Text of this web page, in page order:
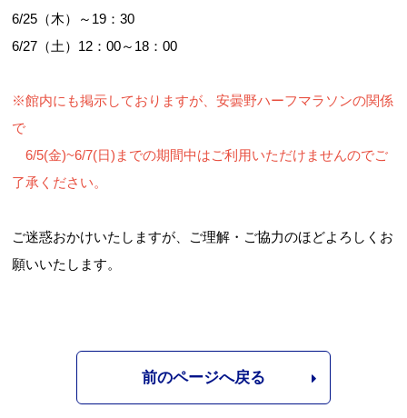
6/25（木）～19：30
6/27（土）12：00～18：00
※館内にも掲示しておりますが、安曇野ハーフマラソンの関係
で
6/5(金)~6/7(日)までの期間中はご利用いただけませんのでご
了承ください。
ご迷惑おかけいたしますが、ご理解・ご協力のほどよろしくお
願いいたします。
前のページへ戻る